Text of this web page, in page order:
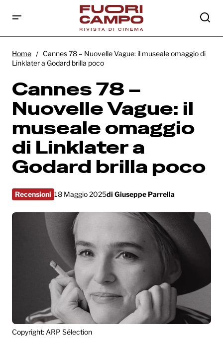
omaggio di Linklater a Godard brilla poco
Home
Cannes 78 – Nuovelle Vague: il museale omaggio di
Linklater a Godard brilla poco
Cannes 78 –
Nuovelle Vague: il
museale omaggio
di Linklater a
Godard brilla poco
Recensioni 18 Maggio 2025di Giuseppe Parrella
Copyright: ARP Sélection